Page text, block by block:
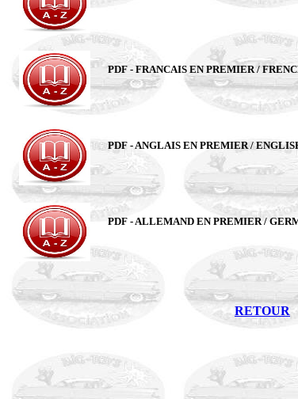
PDF - FRANCAIS EN PREMIER /
PDF - ANGLAIS EN PREMIER /
PDF - ALLEMAND EN PREMIER /
RETOUR